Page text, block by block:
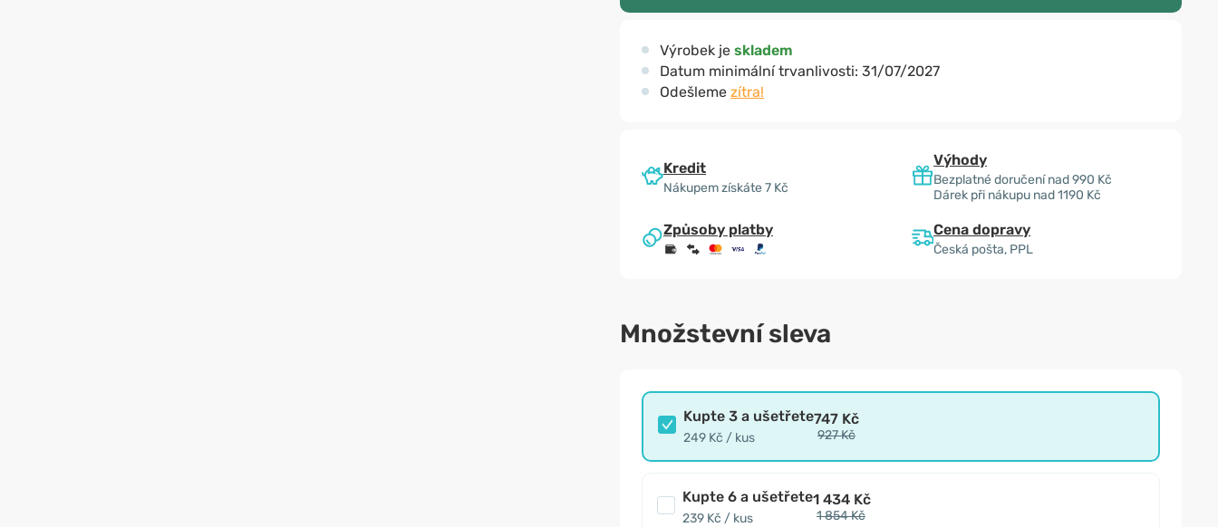
Výrobek je skladem
Datum minimální trvanlivosti: 31/07/2027
Odešleme zítra!
Kredit
Nákupem získáte 7 Kč
Výhody
Bezplatné doručení nad 990 Kč
Dárek při nákupu nad 1190 Kč
Způsoby platby Cena dopravy
Česká pošta, PPL
Množstevní sleva
Kupte 3 a ušetřete
249 Kč / kus
747 Kč
927 Kč
Kupte 6 a ušetřete
239 Kč / kus
1 434 Kč
1 854 Kč